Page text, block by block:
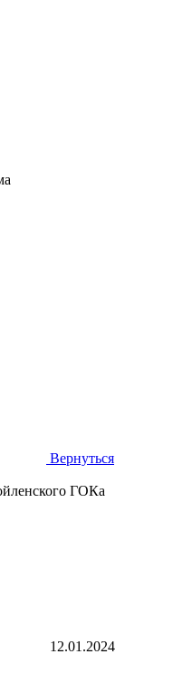
Вернуться
ГОКа
12.01.2024